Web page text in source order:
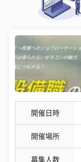
開催日時
開催場所
募集人数